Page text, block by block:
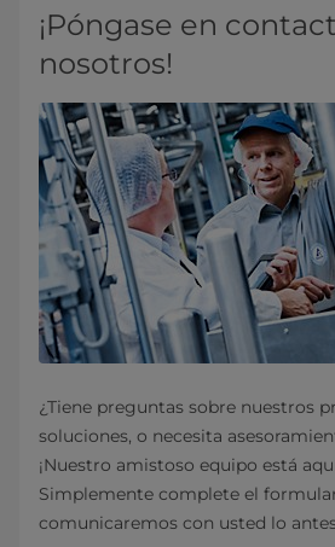
¡Póngase en
nosotros!
¿Tiene preguntas sobre nuestros
soluciones, o necesita
¡Nuestro amistoso equipo está
Simplemente complete el
comunicaremos con usted lo